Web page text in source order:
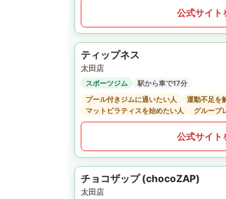
公式サイト
ティップネス
太田店
スポーツジム
駅から車で17分
プール付きジムに通いたい人
運動不足を
マットピラティスを始めたい人
グループ
公式サイト
チョコザップ (chocoZAP)
太田店